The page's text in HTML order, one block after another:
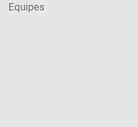
Equipes